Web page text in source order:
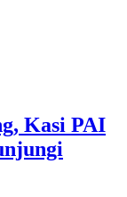
Kasi PAI